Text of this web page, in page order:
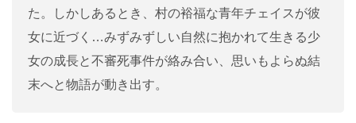
た。しかしあるとき、村の裕福な青年チェイスが彼
女に近づく…みずみずしい自然に抱かれて生きる少
女の成長と不審死事件が絡み合い、思いもよらぬ結
末へと物語が動き出す。